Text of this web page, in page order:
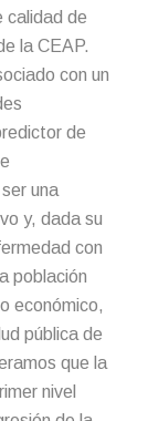
calidad de
la CEAP.
con un
de
una
y, dada su
con
población
económico,
pública de
que la
nivel